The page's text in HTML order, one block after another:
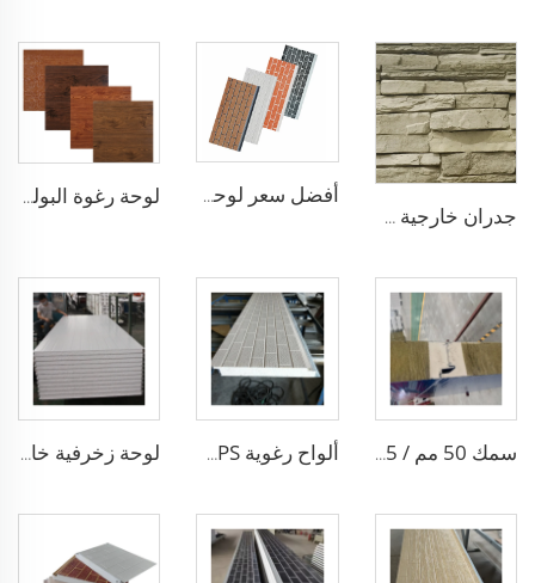
جدران خارجية من الألواح المعدنية 16 مم لوحة معدنية منقوشة زخرفية مقاومة للحريق ألواح ساندويشية من البولي يوريثين
أفضل سعر لوحة جدارية خارجية مركبة من البولي يوريثين بسمك 16مم للمنازل المسبقة الصنع لوحة رغوة البولي يوريثين المعزولة المقاومة للحريق لوحة جانبية معدنية خارجية لوحات جدران خارجية من رغوة PU لمبانٍ خارجية
سمك 50 مم / 75 مم / 100 مم مواد البناء لوحة صوف الصخور المركبة لوحة تقسيم الجدران المركبة الزخرفية الخارجية ألواح رغوية EPS مقاومة للماء ألواح عازلة معدنية لوحة فاصلة للجدار من الصانع الصيني لوحة زخرفية خارجية معدنية معزولة من البوليسترين الممدد الصيني لوحة رغوة ساندويتش للسقف والجدران